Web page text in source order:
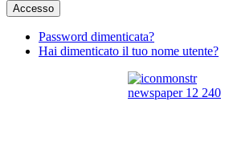
Accesso
Password dimenticata?
Hai dimenticato il tuo nome utente?